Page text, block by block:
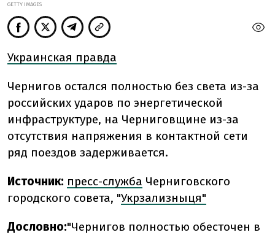
GETTY IMAGES
Украинская правда
Чернигов остался полностью без света из-за
российских ударов по энергетической
инфраструктуре, на Черниговщине из-за
отсутствия напряжения в контактной сети
ряд поездов задерживается.
Источник: пресс-служба Черниговского
городского совета, "Укрзализныця"
Дословно:"Чернигов полностью обесточен в